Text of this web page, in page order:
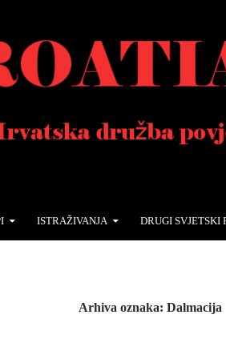
ISTRAŽIVANJA DRUGI SVJETSKI
Arhiva oznaka: Dalmacija